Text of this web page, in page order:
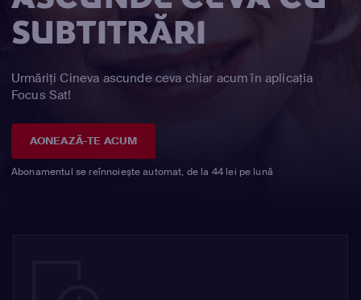
SUBTITRĂRI
Urmăriți Cineva ascunde ceva chiar acum în aplicația
Focus Sat!
AONEAZĂ-TE ACUM
Abonamentul se reînnoiește automat, de la 44 lei pe lună